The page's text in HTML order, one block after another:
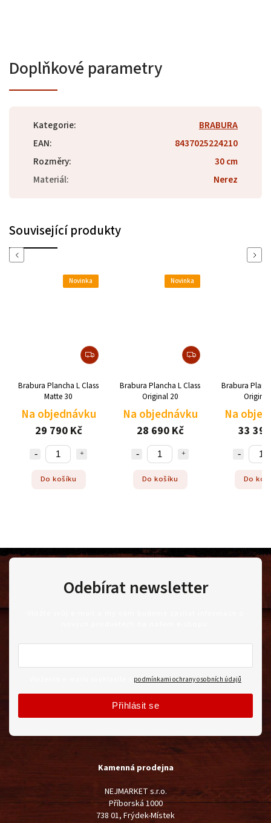
Doplňkové parametry
Kategorie:
BRABURA
EAN:
8437025224210
Rozměry:
30 cm
Materiál: Nerez
Související produkty
Previous
Novinka
Brabura Plancha L Class
Matte 30
Na objednávku
29 790 Kč
Do košíku
Novinka
Brabura Plancha L Class
Original 20
Na objednávku
28 690 Kč
Do košíku
Brabura
Na
33
Do
Next
Kamenná prodejna
NEJMARKET s.r.o.
Příborská 1000
738 01, Frýdek-Místek
Odebírat newsletter
podmínkami ochrany osobních údajů
Přihlásit se